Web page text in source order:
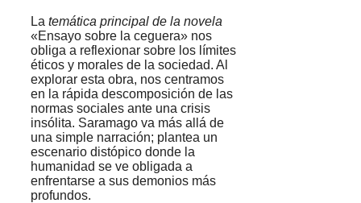
La temática principal de la novela
«Ensayo sobre la ceguera» nos
obliga a reflexionar sobre los límites
éticos y morales de la sociedad. Al
explorar esta obra, nos centramos
en la rápida descomposición de las
normas sociales ante una crisis
insólita. Saramago va más allá de
una simple narración; plantea un
escenario distópico donde la
humanidad se ve obligada a
enfrentarse a sus demonios más
profundos.